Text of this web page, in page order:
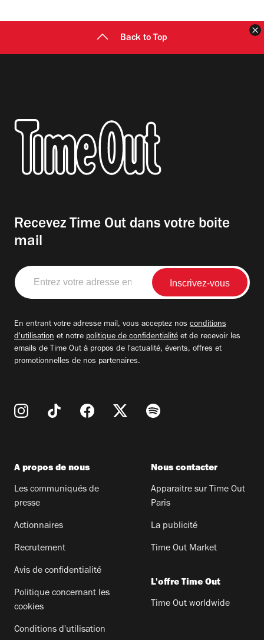
Back to Top
Recevez Time Out dans votre boite
mail
Entrez
votre
adresse
En entrant votre adresse mail, vous acceptez nos conditions
d'utilisation et notre politique de confidentialité et de recevoir les
emails de Time Out à propos de l'actualité, évents, offres et
promotionnelles de nos partenaires.
A propos de nous
Les communiqués de
presse
Actionnaires
Recrutement
Avis de confidentialité
Politique concernant les
cookies
Conditions d'utilisation
Nous contacter
Apparaitre sur Time Out
Paris
La publicité
Time Out Market
L'offre Time Out
Time Out worldwide